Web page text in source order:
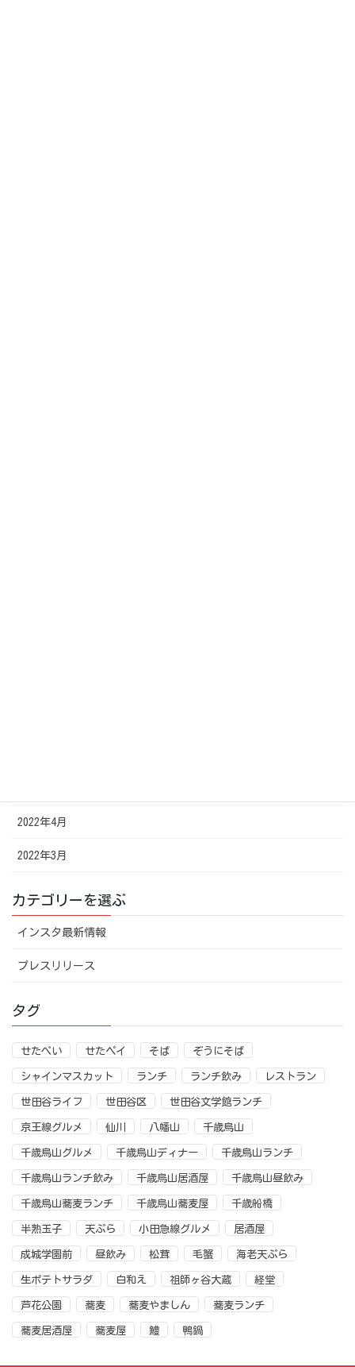
2022年4月
2022年3月
カテゴリーを選ぶ
インスタ最新情報
プレスリリース
タグ
せたぺい せたペイ そば ぞうにそば
シャインマスカット ランチ ランチ飲み レストラン
世田谷ライフ 世田谷区 世田谷文学館ランチ
京王線グルメ 仙川 八幡山 千歳烏山
千歳烏山グルメ 千歳烏山ディナー 千歳烏山ランチ
千歳烏山ランチ飲み 千歳烏山居酒屋 千歳烏山昼飲み
千歳烏山蕎麦ランチ 千歳烏山蕎麦屋 千歳船橋
半熟玉子 天ぷら 小田急線グルメ 居酒屋
成城学園前 昼飲み 松茸 毛蟹 海老天ぷら
生ポテトサラダ 白和え 祖師ヶ谷大蔵 経堂
芦花公園 蕎麦 蕎麦やましん 蕎麦ランチ
蕎麦居酒屋 蕎麦屋 鱧 鴨鍋